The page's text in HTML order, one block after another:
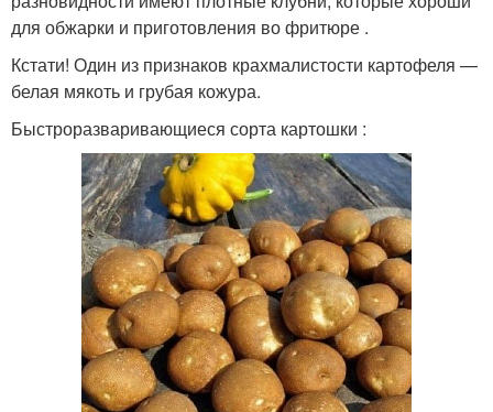
для обжарки и приготовления во фритюре .
Кстати! Один из признаков крахмалистости картофеля —
белая мякоть и грубая кожура.
Быстроразваривающиеся сорта картошки :